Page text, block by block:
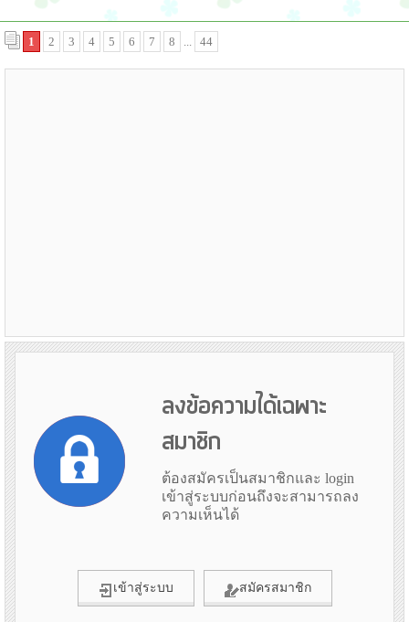
1 2 3 4 5 6 7 8 ... 44
ลงข้อความได้เฉพาะ
สมาชิก
ต้องสมัครเป็นสมาชิกและ login
เข้าสู่ระบบก่อนถึงจะสามารถลง
ความเห็นได้
เข้าสู่ระบบ สมัครสมาชิก